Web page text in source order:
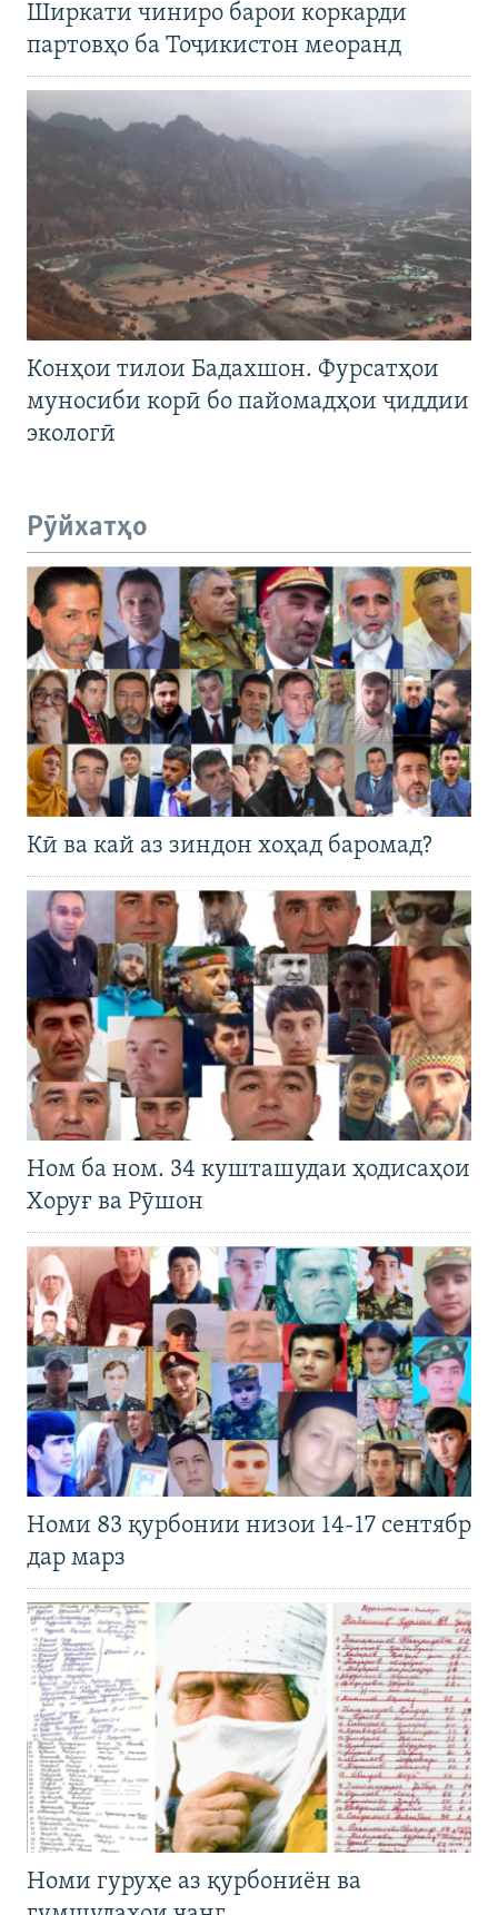
Ширкати чиниро барои коркарди
партовҳо ба Тоҷикистон меоранд
Конҳои тилои Бадахшон. Фурсатҳои
муносиби корӣ бо пайомадҳои ҷиддии
экологӣ
Рӯйхатҳо
Кӣ ва кай аз зиндон хоҳад баромад?
Ном ба ном. 34 кушташудаи ҳодисаҳои
Хоруғ ва Рӯшон
Номи 83 қурбонии низои 14-17 сентябр
дар марз
Номи гуруҳе аз қурбониён ва